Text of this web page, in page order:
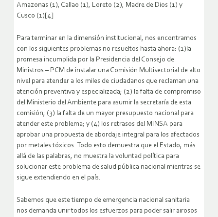
Amazonas (1), Callao (1), Loreto (2), Madre de Dios (1) y
Cusco (1)[4]
Para terminar en la dimensión institucional, nos encontramos
con los siguientes problemas no resueltos hasta ahora: (1)la
promesa incumplida por la Presidencia del Consejo de
Ministros – PCM de instalar una Comisión Multisectorial de alto
nivel para atender a los miles de ciudadanos que reclaman una
atención preventiva y especializada; (2) la falta de compromiso
del Ministerio del Ambiente para asumir la secretaría de esta
comisión; (3) la falta de un mayor presupuesto nacional para
atender este problema; y (4) los retrasos del MINSA para
aprobar una propuesta de abordaje integral para los afectados
por metales tóxicos. Todo esto demuestra que el Estado, más
allá de las palabras, no muestra la voluntad política para
solucionar este problema de salud pública nacional mientras se
sigue extendiendo en el país.
Sabemos que este tiempo de emergencia nacional sanitaria
nos demanda unir todos los esfuerzos para poder salir airosos